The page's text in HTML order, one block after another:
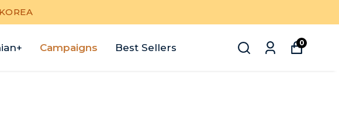
Campaigns Best Sellers 0